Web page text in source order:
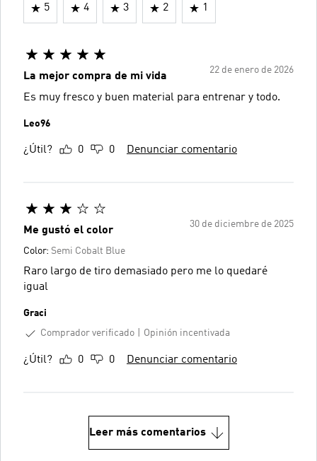
5 4 3 2 1
22 de enero de 2026
La mejor compra de mi vida
Es muy fresco y buen material para entrenar y todo.
Leo96
¿Útil? 0 0 Denunciar comentario
30 de diciembre de 2025
Me gustó el color
Color: Semi Cobalt Blue
Raro largo de tiro demasiado pero me lo quedaré
igual
Graci
Comprador verificado
Opinión incentivada
¿Útil? 0 0 Denunciar comentario
Leer más comentarios